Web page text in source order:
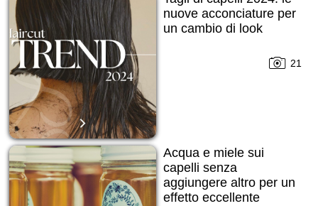
nuove acconciature per
un cambio di look
21
Acqua e miele sui
capelli senza
aggiungere altro per un
effetto eccellente